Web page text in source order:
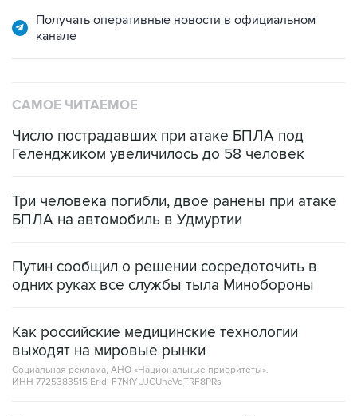
Получать оперативные новости в официальном
канале
САМОЕ ЧИТАЕМОЕ
Число пострадавших при атаке БПЛА под
Геленджиком увеличилось до 58 человек
Три человека погибли, двое ранены при атаке
БПЛА на автомобиль в Удмуртии
Путин сообщил о решении сосредоточить в
одних руках все службы тыла Минобороны
Как российские медицинские технологии
выходят на мировые рынки
Социальная реклама, АНО «Национальные приоритеты».
ИНН 7725383515 Erid: F7NfYUJCUneVdTRF8PRs